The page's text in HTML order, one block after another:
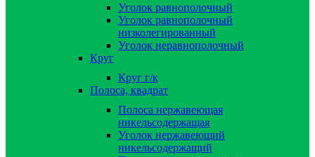
Уголок равнополочный
Уголок равнополочный
низколегированный
Уголок неравнополочный
Круг
Круг г/к
Полоса, квадрат
Полоса нержавеющая
никельсодержащая
Уголок нержавеющий
никельсодержащий